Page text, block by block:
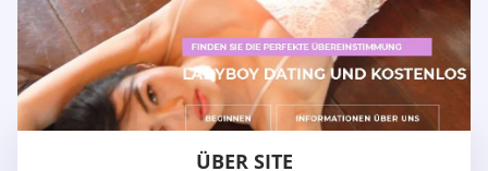
ÜBER SITE